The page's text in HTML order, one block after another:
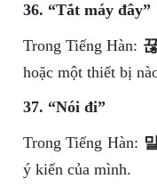
36. “Tắt máy đây”
Trong Tiếng Hàn:
hoặc một thiết bị
37. “Nói đi”
Trong Tiếng Hàn:
ý kiến của mình.